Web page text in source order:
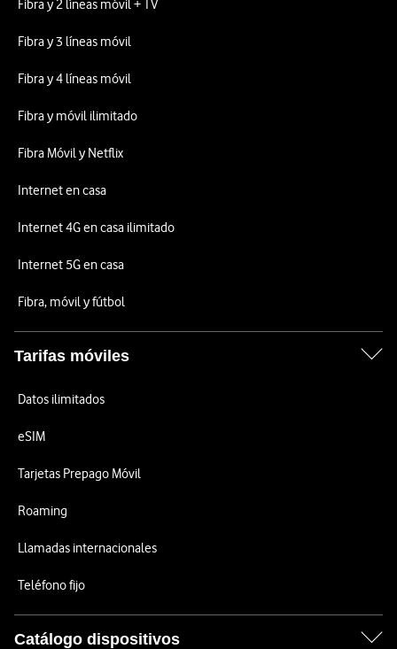
Fibra y 2 líneas móvil + TV
Fibra y 3 líneas móvil
Fibra y 4 líneas móvil
Fibra y móvil ilimitado
Fibra Móvil y Netflix
Internet en casa
Internet 4G en casa ilimitado
Internet 5G en casa
Fibra, móvil y fútbol
Tarifas móviles
Datos ilimitados
eSIM
Tarjetas Prepago Móvil
Roaming
Llamadas internacionales
Teléfono fijo
Catálogo dispositivos